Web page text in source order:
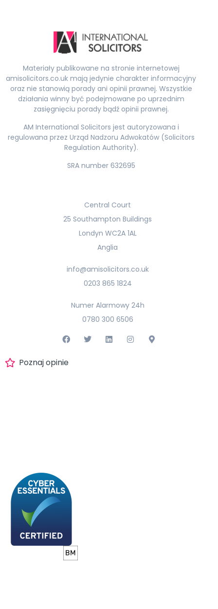
Materiały publikowane na stronie internetowej
amisolicitors.co.uk mają jedynie charakter informacyjny
oraz nie stanowią porady ani opinii prawnej. Wszystkie
działania winny być podejmowane po uprzednim
zasięgnięciu porady bądź opinii prawnej.
AM International Solicitors jest autoryzowana i
regulowana przez Urząd Nadzoru Adwokatów (Solicitors
Regulation Authority).
SRA number 632695
Central Court
25 Southampton Buildings
Londyn WC2A 1AL
Anglia
info@amisolicitors.co.uk
0203 865 1824
Numer Alarmowy 24h
0780 300 6506
Poznaj opinie